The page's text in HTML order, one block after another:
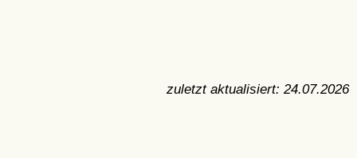
zuletzt aktualisiert: 24.07.2026